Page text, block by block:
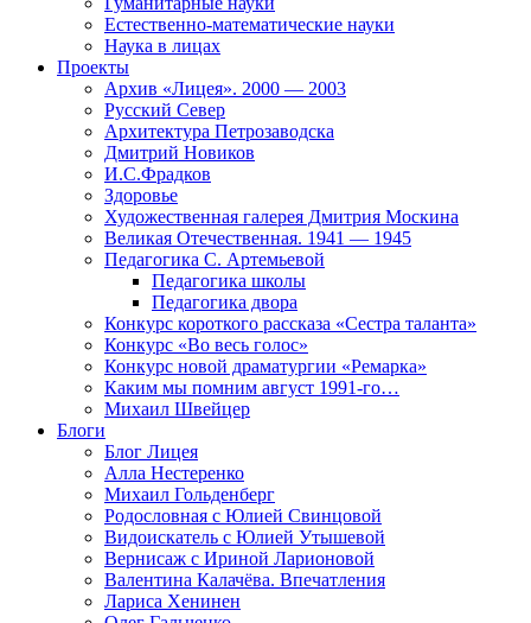
Естественно-математические науки
Наука в лицах
Проекты
Архив «Лицея». 2000 — 2003
Русский Север
Архитектура Петрозаводска
Дмитрий Новиков
И.С.Фрадков
Здоровье
Художественная галерея Дмитрия Москина
Великая Отечественная. 1941 — 1945
Педагогика С. Артемьевой
Педагогика школы
Педагогика двора
Конкурс короткого рассказа «Сестра таланта»
Конкурс «Во весь голос»
Конкурс новой драматургии «Ремарка»
Каким мы помним август 1991-го…
Михаил Швейцер
Блоги
Блог Лицея
Алла Нестеренко
Михаил Гольденберг
Родословная с Юлией Свинцовой
Видоискатель с Юлией Утышевой
Вернисаж с Ириной Ларионовой
Валентина Калачёва. Впечатления
Лариса Хенинен